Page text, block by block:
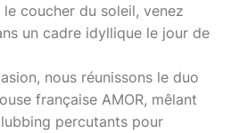
coucher du soleil, venez
un cadre idyllique le jour de
nous réunissons le duo
française AMOR, mêlant
percutants pour